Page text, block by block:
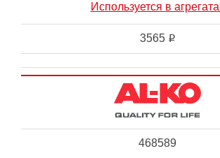
Используется в
3565 i
468589